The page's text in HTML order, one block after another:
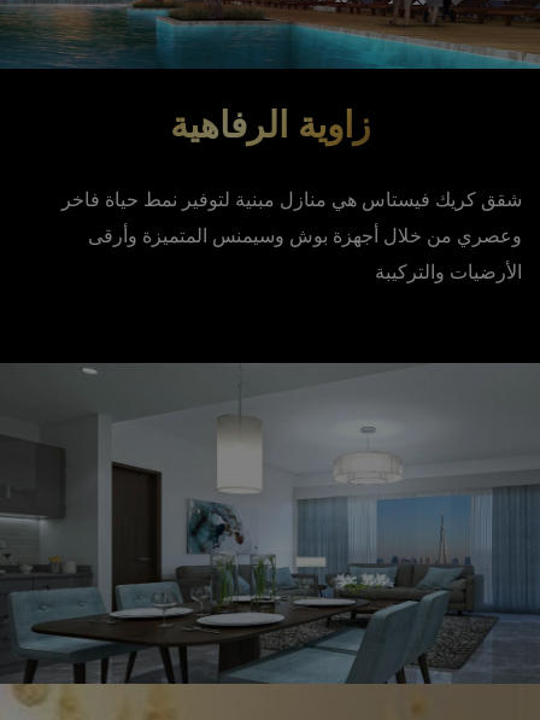
زاوية الرفاهية
شقق كريك فيستاس هي منازل مبنية لتوفير نمط حياة فاخر
وعصري من خلال أجهزة بوش وسيمنس المتميزة وأرقى
الأرضيات والتركيبة